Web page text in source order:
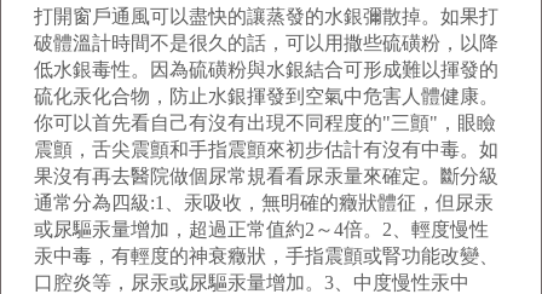
打開窗戶通風可以盡快的讓蒸發的水銀彌散掉。如果打
破體溫計時間不是很久的話，可以用撒些硫磺粉，以降
低水銀毒性。因為硫磺粉與水銀結合可形成難以揮發的
硫化汞化合物，防止水銀揮發到空氣中危害人體健康。
你可以首先看自己有沒有出現不同程度的"三顫"，眼瞼
震顫，舌尖震顫和手指震顫來初步估計有沒有中毒。如
果沒有再去醫院做個尿常規看看尿汞量來確定。斷分級
通常分為四級:1、汞吸收，無明確的癥狀體征，但尿汞
或尿驅汞量增加，超過正常值約2～4倍。2、輕度慢性
汞中毒，有輕度的神衰癥狀，手指震顫或腎功能改變、
口腔炎等，尿汞或尿驅汞量增加。3、中度慢性汞中